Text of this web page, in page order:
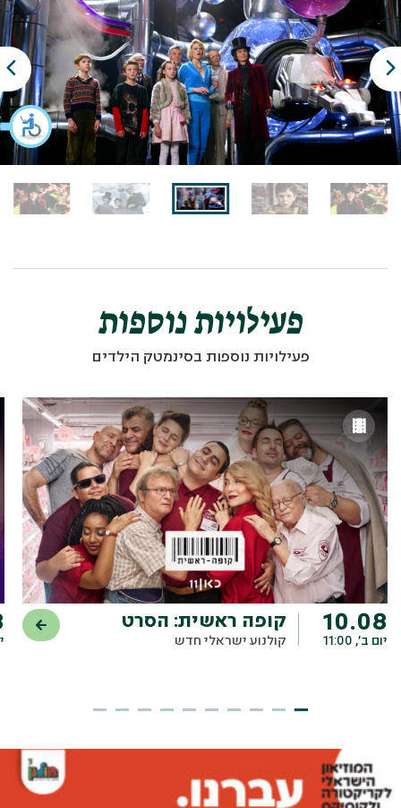
פעילויות נוספות
פעילויות נוספות בסינמטק הילדים
10.08
יום ב׳, 11:00
קופה ראשית: הסרט
קולנוע ישראלי חדש